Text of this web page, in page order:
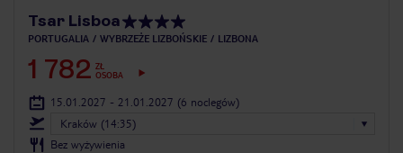
Tsar Lisboa
PORTUGALIA WYBRZEŻE LIZBOŃSKIE LIZBONA
1 782 ZŁ
OSOBA
15.01.2027 - 21.01.2027 (6 noclegów)
Kraków (14:35)
Bez wyżywienia